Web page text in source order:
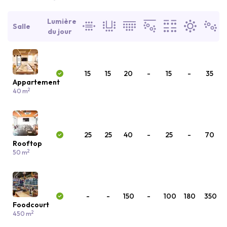
Salle
Lumière
du jour
Appartement
40 m2
15 15 20 - 15 - 35
Rooftop
50 m2
25 25 40 - 25 - 70
Foodcourt
450 m2
- - 150 - 100 180 350